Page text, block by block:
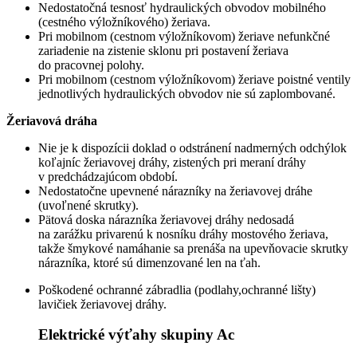
Nedostatočná tesnosť hydraulických obvodov mobilného
(cestného výložníkového) žeriava.
Pri mobilnom (cestnom výložníkovom) žeriave nefunkčné
zariadenie na zistenie sklonu pri postavení žeriava
do pracovnej polohy.
Pri mobilnom (cestnom výložníkovom) žeriave poistné ventily
jednotlivých hydraulických obvodov nie sú zaplombované.
Žeriavová dráha
Nie je k dispozícii doklad o odstránení nadmerných odchýlok
koľajníc žeriavovej dráhy, zistených pri meraní dráhy
v predchádzajúcom období.
Nedostatočne upevnené nárazníky na žeriavovej dráhe
(uvoľnené skrutky).
Pätová doska nárazníka žeriavovej dráhy nedosadá
na zarážku privarenú k nosníku dráhy mostového žeriava,
takže šmykové namáhanie sa prenáša na upevňovacie skrutky
nárazníka, ktoré sú dimenzované len na ťah.
Poškodené ochranné zábradlia (podlahy,ochranné lišty)
lavičiek žeriavovej dráhy.
Elektrické výťahy skupiny Ac